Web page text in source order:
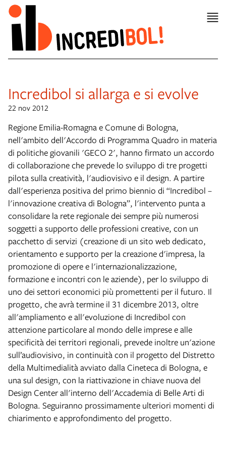
Incredibol si allarga e si evolve
22 nov 2012
Regione Emilia-Romagna e Comune di Bologna,
nell'ambito dell'Accordo di Programma Quadro in materia
di politiche giovanili 'GECO 2', hanno firmato un accordo
di collaborazione che prevede lo sviluppo di tre progetti
pilota sulla creatività, l'audiovisivo e il design. A partire
dall'esperienza positiva del primo biennio di “Incredibol –
l'innovazione creativa di Bologna”, l'intervento punta a
consolidare la rete regionale dei sempre più numerosi
soggetti a supporto delle professioni creative, con un
pacchetto di servizi (creazione di un sito web dedicato,
orientamento e supporto per la creazione d'impresa, la
promozione di opere e l'internazionalizzazione,
formazione e incontri con le aziende), per lo sviluppo di
uno dei settori economici più promettenti per il futuro. Il
progetto, che avrà termine il 31 dicembre 2013, oltre
all'ampliamento e all'evoluzione di Incredibol con
attenzione particolare al mondo delle imprese e alle
specificità dei territori regionali, prevede inoltre un'azione
sull’audiovisivo, in continuità con il progetto del Distretto
della Multimedialità avviato dalla Cineteca di Bologna, e
una sul design, con la riattivazione in chiave nuova del
Design Center all'interno dell'Accademia di Belle Arti di
Bologna. Seguiranno prossimamente ulteriori momenti di
chiarimento e approfondimento del progetto.